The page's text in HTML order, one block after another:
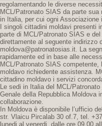
regolamentando le diverse
MCL/Patronato SIAS da parte sua
in Italia, per cui ogni
I singoli cittadini moldavi
parte di MCL/Patronato SIAS e
direttamente al seguente indirizzo
moldova@patronatosias.it. La
rapidamente ed in base alle
MCL/Patronato SIAS
moldavo richiedente assistenza.
cittadino moldavo i servizi
Le sedi in Italia del MCL/
Genale della Repubblica Moldova
collaborazione.
In Moldova è disponibile l’ufficio
str. Vlaicu Pircalab 30 of.7, tel.
lunedi al venerdi, dalle ore 09.00